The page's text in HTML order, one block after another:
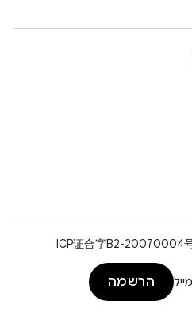
ICP证合字B2-20070004
הרשמה